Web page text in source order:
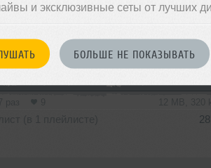
и эксклюзивные сеты от лучших
БОЛЬШЕ НЕ ПОКАЗЫВАТЬ
раз 9.2 MB,
Vinz - I Wanna Know (Alesso x Deniz Koyu Remix)